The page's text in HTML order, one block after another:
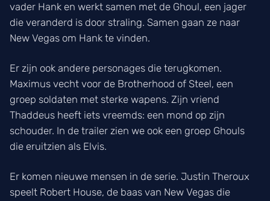
vader Hank en werkt samen met de Ghoul, een jager
die veranderd is door straling. Samen gaan ze naar
New Vegas om Hank te vinden.
Er zijn ook andere personages die terugkomen.
Maximus vecht voor de Brotherhood of Steel, een
groep soldaten met sterke wapens. Zijn vriend
Thaddeus heeft iets vreemds: een mond op zijn
schouder. In de trailer zien we ook een groep Ghouls
die eruitzien als Elvis.
Er komen nieuwe mensen in de serie. Justin Theroux
speelt Robert House, de baas van New Vegas die